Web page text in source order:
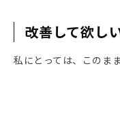
改善して欲し
私にとっては、このま